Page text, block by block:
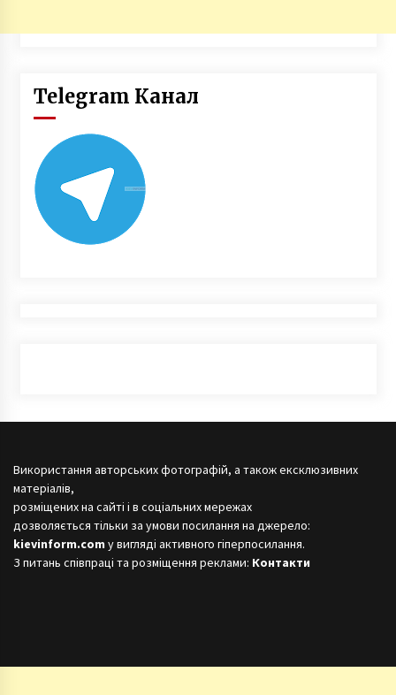
Telegram Канал
Використання авторських фотографій, а також ексклюзивних
матеріалів,
розміщених на сайті і в соціальних мережах
дозволяється тільки за умови посилання на джерело:
kievinform.com у вигляді активного гіперпосилання.
З питань співпраці та розміщення реклами: Контакти